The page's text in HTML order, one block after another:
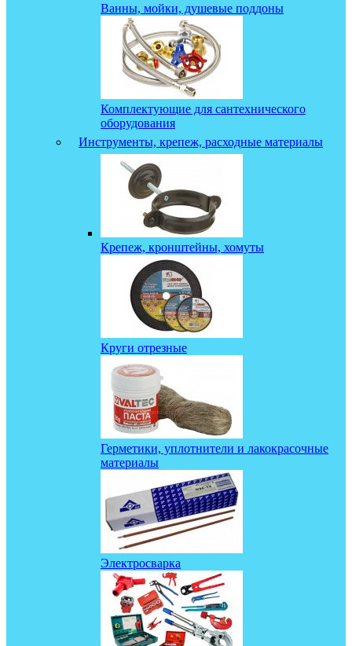
Ванны, мойки, душевые поддоны
Комплектующие для сантехнического
оборудования
Инструменты, крепеж, расходные материалы
Крепеж, кронштейны, хомуты
Круги отрезные
Герметики, уплотнители и лакокрасочные
материалы
Электросварка